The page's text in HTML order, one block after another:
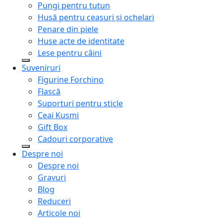
Pungi pentru tutun
Husă pentru ceasuri și ochelari
Penare din piele
Huse acte de identitate
Lese pentru câini
Suveniruri
Figurine Forchino
Flască
Suporturi pentru sticle
Ceai Kusmi
Gift Box
Cadouri corporative
Despre noi
Despre noi
Gravuri
Blog
Reduceri
Articole noi